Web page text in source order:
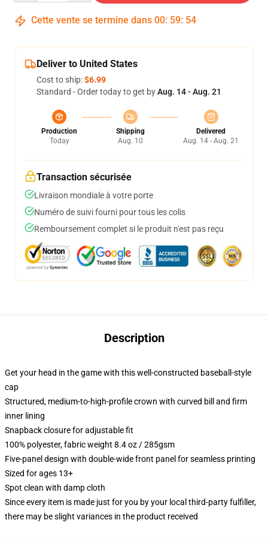
Cette vente se termine dans 00: 59: 54
Deliver to United States
Cost to ship:$6.99
Standard - Order today to get byAug. 14 - Aug. 21
Production
Today
Shipping
Aug. 10
Delivered
Aug. 14 - Aug. 21
Transaction sécurisée
Livraison mondiale à votre porte
Numéro de suivi fourni pour tous les colis
Remboursement complet si le produit n'est pas reçu
Description
Get your head in the game with this well-constructed baseball-style
cap
Structured, medium-to-high-profile crown with curved bill and firm
inner lining
Snapback closure for adjustable fit
100% polyester, fabric weight 8.4 oz / 285gsm
Five-panel design with double-wide front panel for seamless printing
Sized for ages 13+
Spot clean with damp cloth
Since every item is made just for you by your local third-party fulfiller,
there may be slight variances in the product received